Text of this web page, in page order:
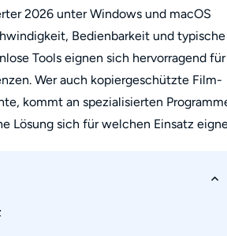
2026 unter Windows und macOS
Bedienbarkeit und typische
Tools eignen sich hervorragend für
Wer auch kopiergeschützte Film-
kommt an spezialisierten
Lösung sich für welchen Einsatz